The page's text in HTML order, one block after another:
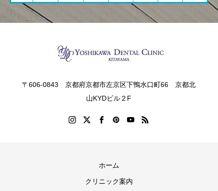
〒606-0843 京都府京都市左京区下鴨水口町66 京都北
山KYDビル２F
ホーム
クリニック案内